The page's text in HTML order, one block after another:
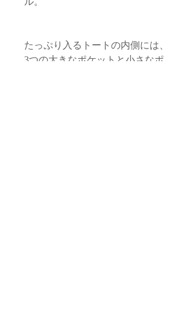
たっぷり入るトートの内側には、
3つの大きなポケットと小さなポ